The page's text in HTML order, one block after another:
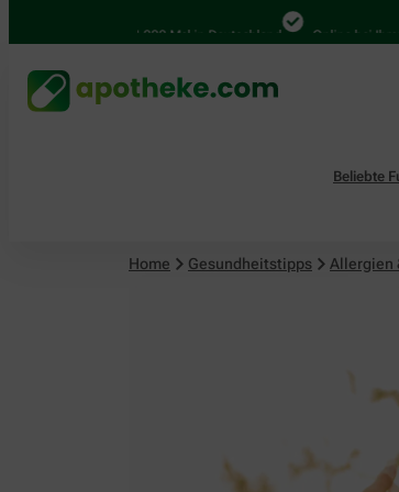
4.000 Mal in Deutschland Online bei Ihrer
Beliebte
Home Gesundheitstipps Allergien